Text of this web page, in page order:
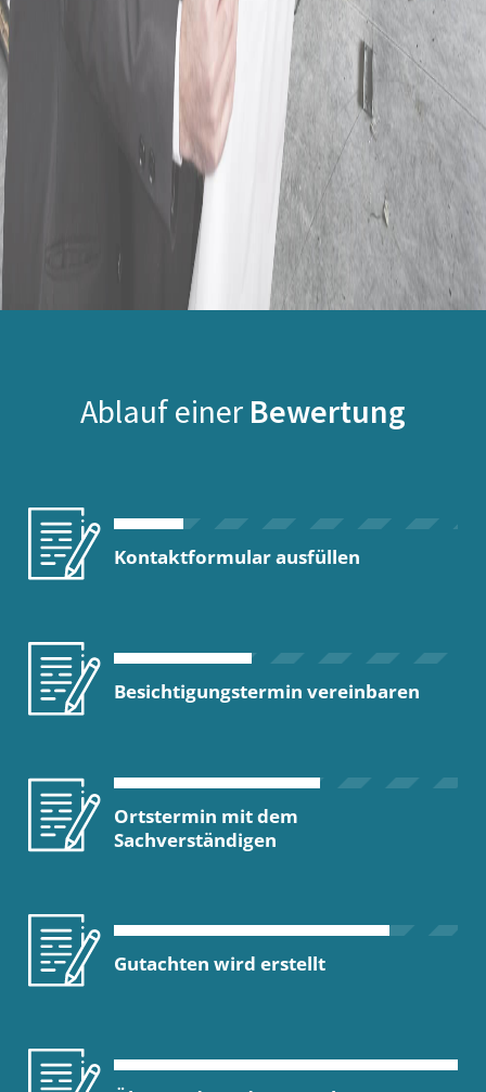
Ablauf einer Bewertung
Kontaktformular ausfüllen
Besichtigungstermin vereinbaren
Ortstermin mit dem
Sachverständigen
Gutachten wird erstellt